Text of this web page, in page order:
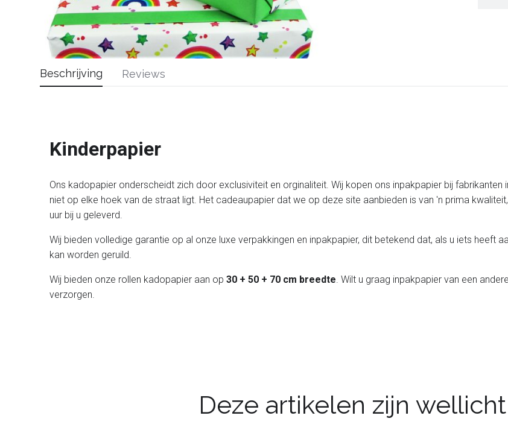
Beschrijving
Kinderpapier
Ons kadopapier onderscheidt zich door exclusiviteit en orginaliteit. Wij kopen ons inpakpapier bij
niet op elke hoek van de straat ligt. Het cadeaupapier dat we op deze site aanbieden is van 'n prima
uur bij u geleverd.
Wij bieden volledige garantie op al onze luxe verpakkingen en inpakpapier, dit betekend dat, als u iets heeft
kan worden geruild.
Wij bieden onze rollen kadopapier aan op 30 + 50 + 70 cm breedte. Wilt u graag inpakpapier van een
verzorgen.
Reviews
Deze artikelen zijn